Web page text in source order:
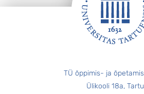
TÜ õppimis- ja
Ülikooli 18a, Tartu